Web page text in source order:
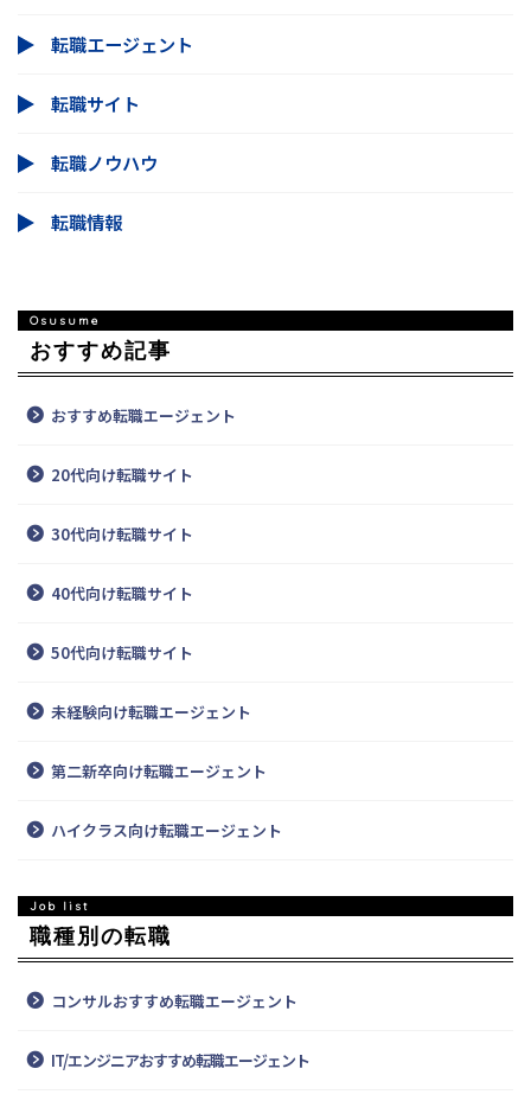
転職エージェント
転職サイト
転職ノウハウ
転職情報
おすすめ記事
おすすめ転職エージェント
20代向け転職サイト
30代向け転職サイト
40代向け転職サイト
50代向け転職サイト
未経験向け転職エージェント
第二新卒向け転職エージェント
ハイクラス向け転職エージェント
職種別の転職
コンサルおすすめ転職エージェント
IT/エンジニアおすすめ転職エージェント